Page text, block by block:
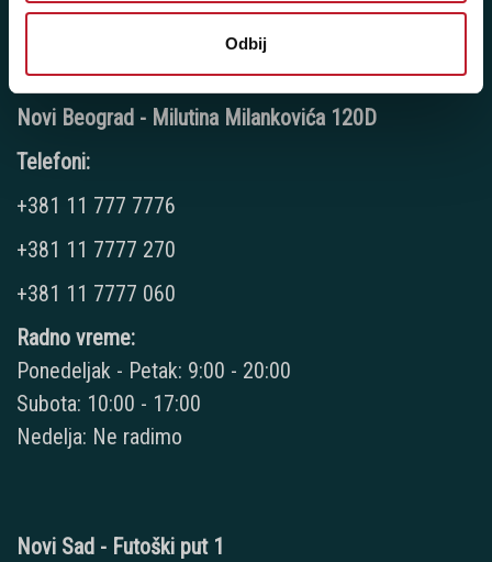
Odbij
Nedelja: Ne radimo
Novi Beograd - Milutina Milankovića 120D
Telefoni:
+381 11 777 7776
+381 11 7777 270
+381 11 7777 060
Radno vreme:
Ponedeljak - Petak: 9:00 - 20:00
Subota: 10:00 - 17:00
Nedelja: Ne radimo
Novi Sad - Futoški put 1